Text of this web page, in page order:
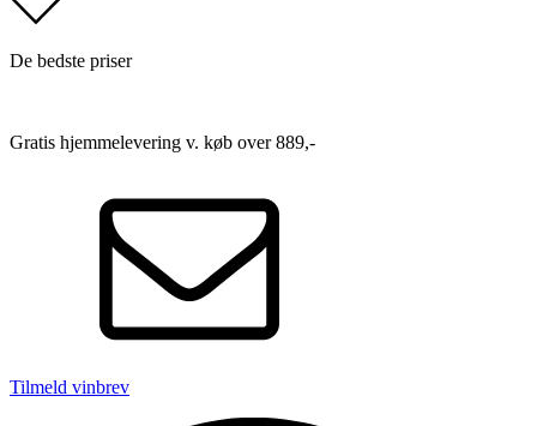
De bedste priser
Gratis hjemmelevering v. køb over 889,-
Tilmeld vinbrev